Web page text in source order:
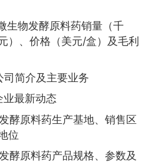
物发酵原料药销量（千
）、价格（美元/盒）及毛利
简介及主要业务
最新动态
酵原料药生产基地、销售区
位
酵原料药产品规格、参数及